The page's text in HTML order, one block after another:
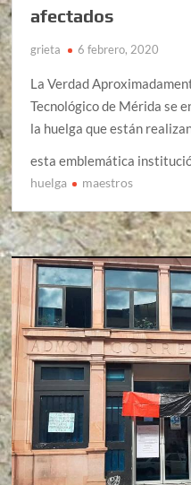
afectados
grieta 6 febrero, 2020
La Verdad
Tecnológico de Mérida se
la huelga que están
esta emblemática
huelga maestros